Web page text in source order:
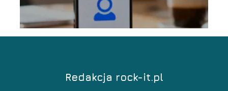
Redakcja rock-it.pl